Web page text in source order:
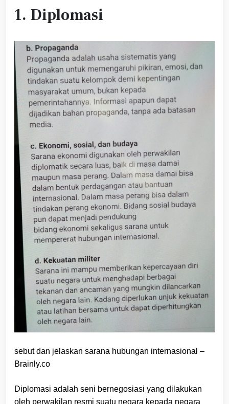
1. Diplomasi
sebut dan jelaskan sarana hubungan internasional –
Brainly.co
Diplomasi adalah seni bernegosiasi yang dilakukan
oleh perwakilan resmi suatu negara kepada negara